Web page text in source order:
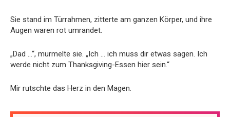
Sie stand im Türrahmen, zitterte am ganzen Körper, und ihre
Augen waren rot umrandet.
„Dad …“, murmelte sie. „Ich … ich muss dir etwas sagen. Ich
werde nicht zum Thanksgiving-Essen hier sein.“
Mir rutschte das Herz in den Magen.